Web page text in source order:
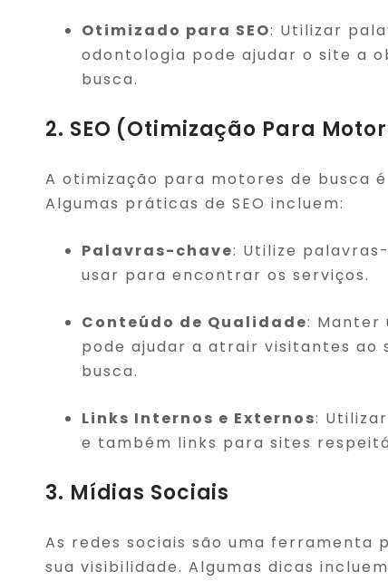
Otimizado para SEO: Utilizar
odontologia pode ajudar o site a
busca.
2. SEO (Otimização Para
A otimização para motores de busca
Algumas práticas de SEO incluem:
Palavras-chave: Utilize
usar para encontrar os serviços.
Conteúdo de Qualidade: Manter
pode ajudar a atrair visitantes ao
busca.
Links Internos e Externos:
e também links para sites
3. Mídias Sociais
As redes sociais são uma ferramenta
sua visibilidade. Algumas dicas